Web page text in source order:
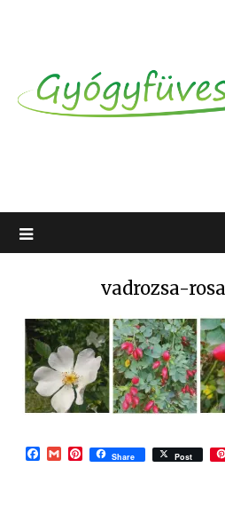
vadrozsa-
Facebook
GmailPinterest
Share Post